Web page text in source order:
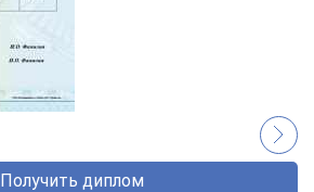
Получить диплом